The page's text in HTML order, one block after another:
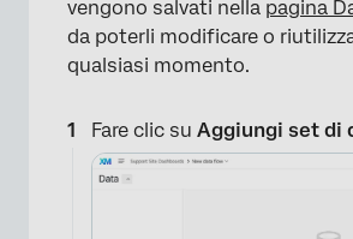
vengono salvati nella pagina
da poterli modificare o
qualsiasi momento.
Fare clic su Aggiungi set di